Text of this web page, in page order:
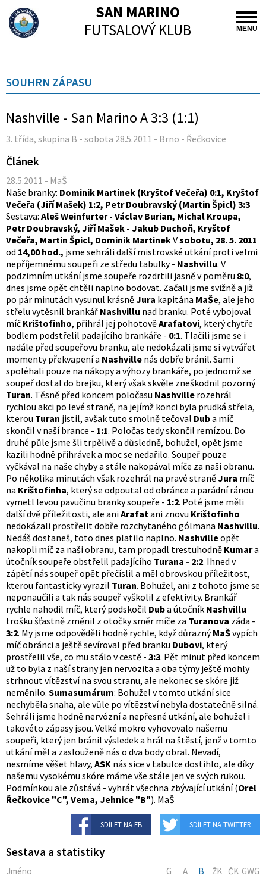
MENU
SAN MARINO
FUTSALOVÝ KLUB
SOUHRN ZÁPASU
Nashville - San Marino A 3:3 (1:1)
3. třída, skupina B - sobota 28.5.2011 - Brno - Řečkovice
Článek
28.5.2011 - MaŠ
Naše branky: Dominik Martinek (Kryštof Večeřa) 0:1, Kryštof
Večeřa (Jiří Mašek) 1:2, Petr Doubravský (Martin Špicl) 3:3
Sestava: Aleš Weinfurter - Václav Burian, Michal Kroupa,
Petr Doubravský, Jiří Mašek - Jakub Duchoň, Kryštof
Večeřa, Martin Špicl, Dominik MartinekVsobotu, 28. 5. 2011
od 14,00 hod., jsme sehráli další mistrovské utkání proti velmi
nepříjemnému soupeři ze středu tabulky - Nashvillu. V
podzimním utkání jsme soupeře rozdrtili jasně v poměru 8:0,
dnes jsme opět chtěli naplno bodovat. Začali jsme svižně a již
po pár minutách vysunul krásněJura kapitána MaŠe, ale jeho
střelu vytěsnil brankář Nashvillu nad branku. Poté vybojoval
míč Krištofinho, přihrál jej pohotověArafatovi, který chytře
bodlem podstřelil padajícího brankáře - 0:1. Tlačili jsme se i
nadále před soupeřovu branku, ale nedokázali jsme si vytvářet
momenty překvapení a Nashville nás dobře bránil. Sami
spoléhali pouze na nákopy a výhozy brankáře, po jednomž se
soupeř dostal do brejku, který však skvěle zneškodnil pozorný
Turan. Těsně před koncem poločasu Nashville rozehrál
rychlou akci po levé straně, na jejímž konci byla prudká střela,
kterou Turan jistil, avšak tuto smolně tečoval Duba míč
skončil v naší brance - 1:1. Poločas tedy skončil remízou. Do
druhé půle jsme šli trpělivě a důsledně, bohužel, opět jsme
kazili hodně přihrávek a moc se nedařilo. Soupeř pouze
vyčkával na naše chyby a stále nakopával míče za naši obranu.
Po několika minutách však rozehrál na pravé straněJura míč
na Krištofinha, který se odpoutal od obránce a parádní ránou
vymetl levou pavučinu branky soupeře - 1:2. Poté jsme měli
další dvě příležitosti, ale aniArafat ani znovu Krištofinho
nedokázali prostřelit dobře rozchytaného gólmana Nashvillu.
Nedáš dostaneš, toto dnes platilo naplno. Nashvilleopět
nakopli míč za naši obranu, tam propadl trestuhodně Kumara
útočník soupeře obstřelil padajícího Turana - 2:2. Ihned v
zápětí nás soupeř opět přečíslil a měl obrovskou příležitost,
kterou fantasticky vyrazil Turan. Bohužel, ani z tohoto jsme se
neponaučili a tak nás soupeř vyškolil z efektivity. Brankář
rychle nahodil míč, který podskočil Duba útočník Nashvillu
trošku šťastně změnil z otočky směr míče za Turanova záda -
3:2. My jsme odpověděli hodně rychle, když důraznýMaŠvypích
míč obránci a ještě sevíroval před branku Dubovi, který
prostřelil vše, co mu stálo v cestě - 3:3. Pět minut před koncem
už to byla z naší strany jen nervozita a oba týmy ještě mohly
strhnout vítězství na svou stranu, ale nekonec se skóre již
neměnilo. Sumasumárum: Bohužel v tomto utkání sice
nechyběla snaha, ale vůle po vítězství nebyla dostatečně silná.
Sehráli jsme hodně nervózní a nepřesné utkání, ale bohužel i
takovéto zápasy jsou. Velké mokro vyhovovalo našemu
soupeři, který jen bránil výsledek a hrál na štěstí, jenž v tomto
utkání měl a zaslouženě nás o dva body obral. Nevadí,
nesmíme věšet hlavy, ASK nás sice v tabulce dostihlo, ale díky
našemu vysokému skóre máme vše stále jen ve svých rukou.
Podmínkou ale zůstává - vyhrát všechna zbývající utkání (Orel
Řečkovice "C", Vema, Jehnice "B"). MaŠ
SDÍLET NA FB SDÍLET NA TWITTER
Sestava a statistiky
Jméno G A B ŽK ČK GWG